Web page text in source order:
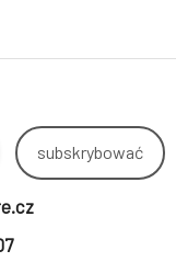
subskrybować